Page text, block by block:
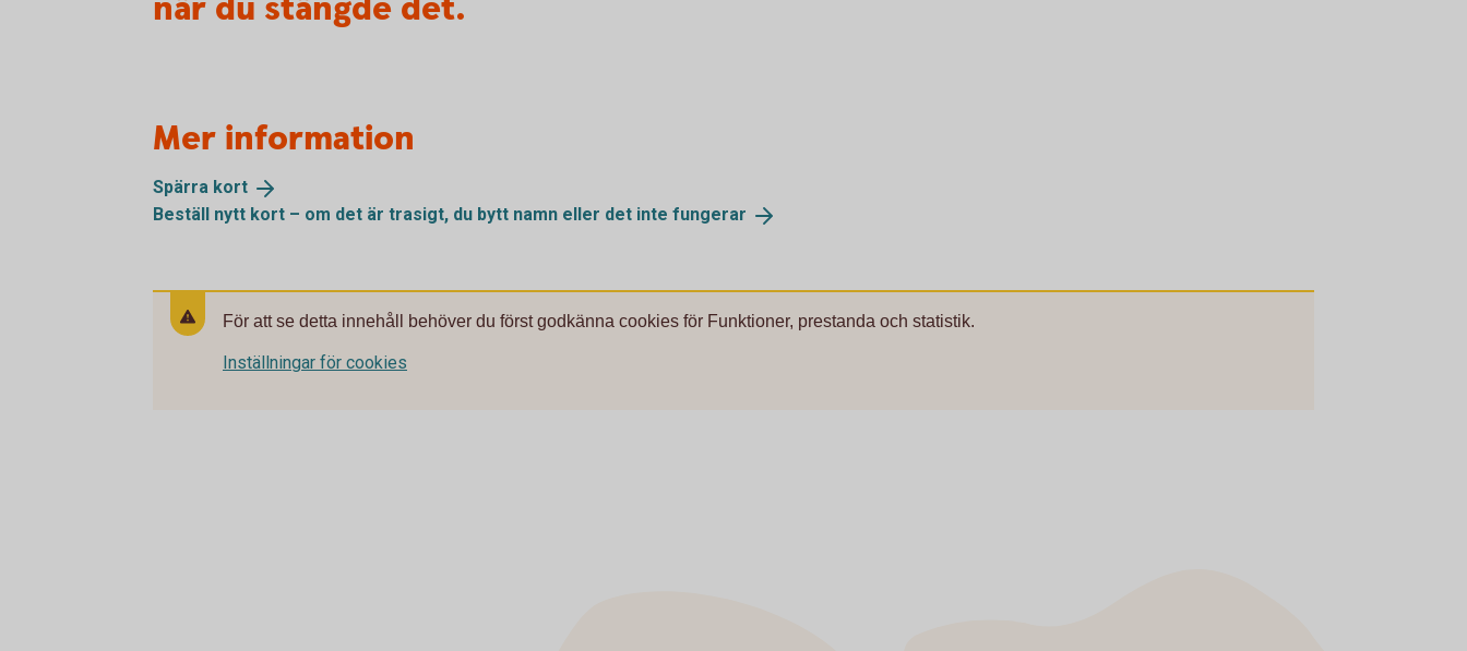
när du stängde det.
Mer information
Spärra kort
Beställ nytt kort – om det är trasigt, du bytt namn eller det inte fungerar
För att se detta innehåll behöver du först godkänna cookies för Funktioner, prestanda och statistik.
Inställningar för cookies